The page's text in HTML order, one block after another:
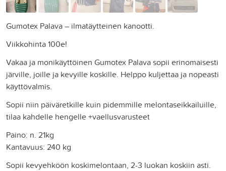
Gumotex Palava – ilmatäytteinen kanootti.
Viikkohinta 100e!
Vakaa ja monikäyttöinen Gumotex Palava sopii erinomaisesti
järville, joille ja kevyille koskille. Helppo kuljettaa ja nopeasti
käyttövalmis.
Sopii niin päiväretkille kuin pidemmille melontaseikkailuille,
tilaa kahdelle hengelle +vaellusvarusteet
Paino: n. 21kg
Kantavuus: 240 kg
Sopii kevyehköön koskimelontaan, 2-3 luokan koskiin asti.